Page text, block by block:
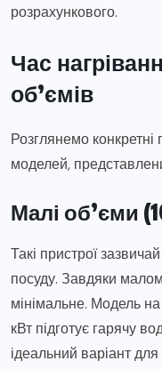
розрахункового.
Час
об’ємів
Розглянемо
моделей,
Малі об’єми
Такі пристрої
посуду. Завдяки
мінімальне. Модель на
кВт підготує гарячу
ідеальний варіант